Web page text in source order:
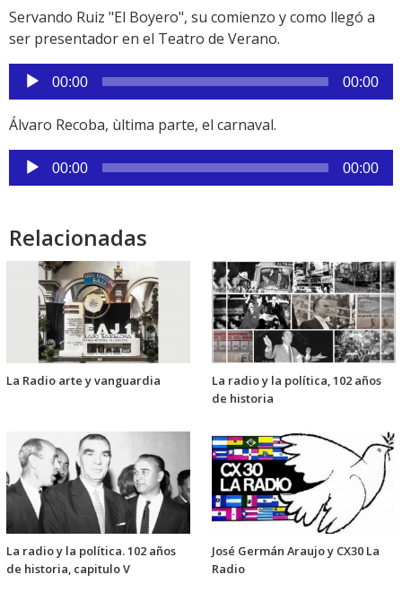
Link
Servando Ruiz "El Boyero", su comienzo y como llegó a
ser presentador en el Teatro de Verano.
Reproductor
de
audio
00:00 00:00
Álvaro Recoba, ùltima parte, el carnaval.
Reproductor
de
00:00 00:00
Relacionadas
La Radio arte y vanguardia
La radio y la política, 102 años
de historia
La radio y la política. 102 años
de historia, capitulo V
José Germán Araujo y CX30 La
Radio